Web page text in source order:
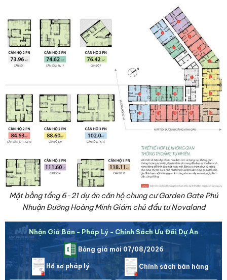
Mặt bằng tầng 6-21 dự án căn hộ chung cư Garden Gate Phú
Nhuận Đường Hoàng Minh Giám chủ đầu tư Novaland
Nhận Giá Bán - Pháp Lý - Chính Sách Ưu Đãi Dự Án
Bảng giá mới 07/08/2026
Hồ sơ pháp lý Chính sách bán hàng